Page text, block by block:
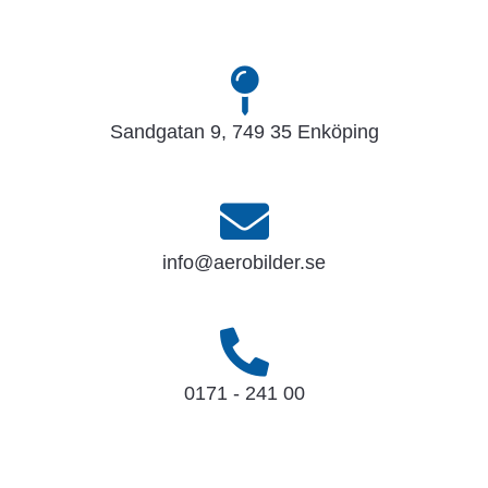
Sandgatan 9, 749 35 Enköping
info@aerobilder.se
0171 - 241 00